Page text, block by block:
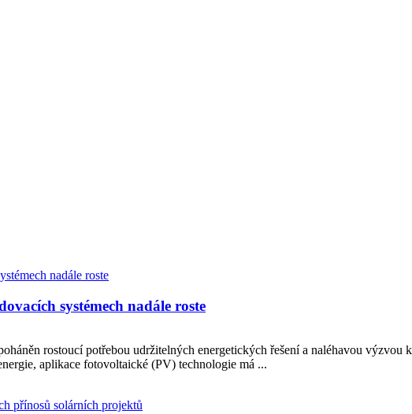
systémech nadále roste
rostoucí potřebou udržitelných energetických řešení a naléhavou výzvou
aplikace fotovoltaické (PV) technologie má ...